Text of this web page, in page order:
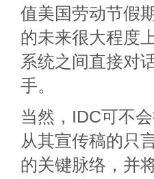
值美国劳动节假
的未来很大程度
系统之间直接对
手。
当然，IDC可不
从其宣传稿的只
的关键脉络，并